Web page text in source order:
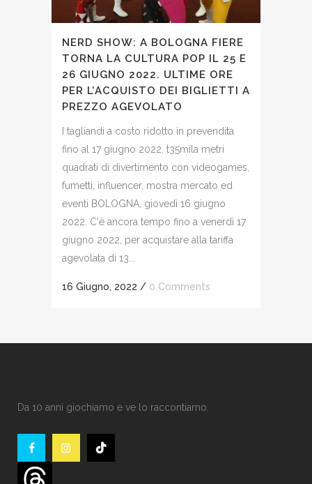
NERD SHOW: A BOLOGNA FIERE
TORNA LA CULTURA POP IL 25 E
26 GIUGNO 2022. ULTIME ORE
PER L’ACQUISTO DEI BIGLIETTI A
PREZZO AGEVOLATO
I tagliandi a costo ridotto in prevendita
fino al 17 giugno 2022. t35mila metri
quadrati di divertimento con videogames,
fumetti, influencer, mostra mercato ed
eventi BOLOGNA, giovedì 16 giugno
2022. C'è ancora tempo fino a venerdì 17
giugno 2022, per acquistare alla tariffa
agevolata di 13...
16 Giugno, 2022 / 0 Comments
Da 10 anni giochiamo e ve lo raccontiamo.